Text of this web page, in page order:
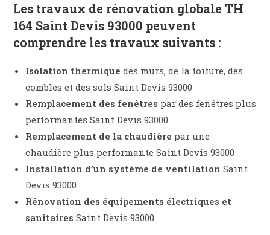
Les travaux de rénovation globale TH
164 Saint Devis 93000 peuvent
comprendre les travaux suivants :
Isolation thermique des murs, de la toiture, des
combles et des sols Saint Devis 93000
Remplacement des fenêtres par des fenêtres plus
performantes Saint Devis 93000
Remplacement de la chaudière par une
chaudière plus performante Saint Devis 93000
Installation d’un système de ventilation Saint
Devis 93000
Rénovation des équipements électriques et
sanitaires Saint Devis 93000